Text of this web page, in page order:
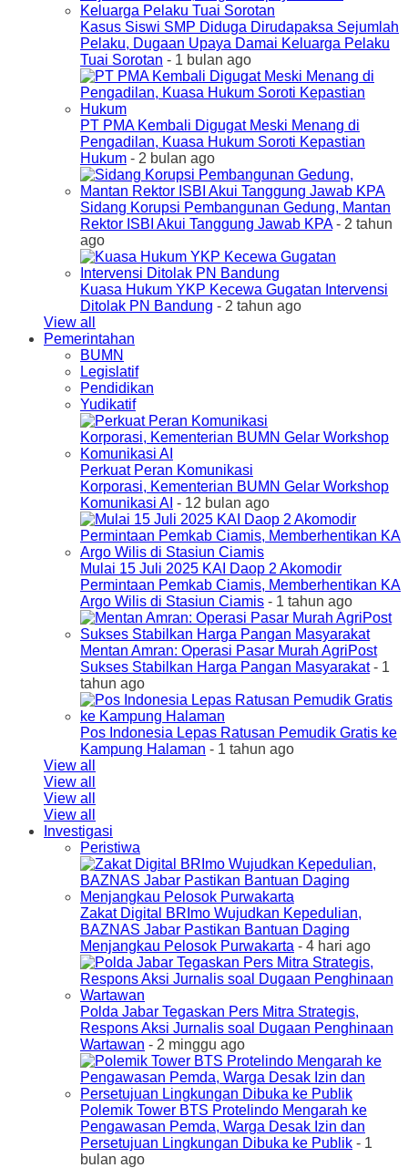
Kasus Siswi SMP Diduga Dirudapaksa Sejumlah
Pelaku, Dugaan Upaya Damai Keluarga Pelaku
Tuai Sorotan - 1 bulan ago
PT PMA Kembali Digugat Meski Menang di
Pengadilan, Kuasa Hukum Soroti Kepastian
Hukum - 2 bulan ago
Sidang Korupsi Pembangunan Gedung, Mantan
Rektor ISBI Akui Tanggung Jawab KPA- 2 tahun
ago
Kuasa Hukum YKP Kecewa Gugatan Intervensi
Ditolak PN Bandung - 2 tahun ago
View all
Pemerintahan
BUMN
Legislatif
Pendidikan
Yudikatif
Perkuat Peran Komunikasi
Korporasi, Kementerian BUMN Gelar Workshop
Komunikasi AI - 12 bulan ago
Mulai 15 Juli 2025 KAI Daop 2 Akomodir
Permintaan Pemkab Ciamis, Memberhentikan KA
Argo Wilis di Stasiun Ciamis - 1 tahun ago
Mentan Amran: Operasi Pasar Murah AgriPost
Sukses Stabilkan Harga Pangan Masyarakat- 1
tahun ago
Pos Indonesia Lepas Ratusan Pemudik Gratis ke
Kampung Halaman - 1 tahun ago
View all
View all
View all
View all
Investigasi
Peristiwa
Zakat Digital BRImo Wujudkan Kepedulian,
BAZNAS Jabar Pastikan Bantuan Daging
Menjangkau Pelosok Purwakarta - 4 hari ago
Polda Jabar Tegaskan Pers Mitra Strategis,
Respons Aksi Jurnalis soal Dugaan Penghinaan
Wartawan - 2 minggu ago
Polemik Tower BTS Protelindo Mengarah ke
Pengawasan Pemda, Warga Desak Izin dan
Persetujuan Lingkungan Dibuka ke Publik - 1
bulan ago